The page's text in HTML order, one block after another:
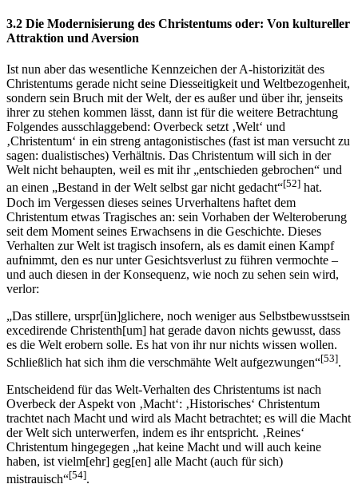
3.2 Die Modernisierung des Christentums oder: Von kultureller
Attraktion und Aversion
Ist nun aber das wesentliche Kennzeichen der A-historizität des
Christentums gerade nicht seine Diesseitigkeit und Weltbezogenheit,
sondern sein Bruch mit der Welt, der es außer und über ihr, jenseits
ihrer zu stehen kommen lässt, dann ist für die weitere Betrachtung
Folgendes ausschlaggebend: Overbeck setzt ‚Welt‘ und
‚Christentum‘ in ein streng antagonistisches (fast ist man versucht zu
sagen: dualistisches) Verhältnis. Das Christentum will sich in der
Welt nicht behaupten, weil es mit ihr „entschieden gebrochen“ und
an einen „Bestand in der Welt selbst gar nicht gedacht“[52] hat.
Doch im Vergessen dieses seines Urverhaltens haftet dem
Christentum etwas Tragisches an: sein Vorhaben der Welteroberung
seit dem Moment seines Erwachsens in die Geschichte. Dieses
Verhalten zur Welt ist tragisch insofern, als es damit einen Kampf
aufnimmt, den es nur unter Gesichtsverlust zu führen vermochte –
und auch diesen in der Konsequenz, wie noch zu sehen sein wird,
verlor:
„Das stillere, urspr[ün]glichere, noch weniger aus Selbstbewusstsein
excedirende Christenth[um] hat gerade davon nichts gewusst, dass
es die Welt erobern solle. Es hat von ihr nur nichts wissen wollen.
Schließlich hat sich ihm die verschmähte Welt aufgezwungen“[53].
Entscheidend für das Welt-Verhalten des Christentums ist nach
Overbeck der Aspekt von ‚Macht‘: ‚Historisches‘ Christentum
trachtet nach Macht und wird als Macht betrachtet; es will die Macht
der Welt sich unterwerfen, indem es ihr entspricht. ‚Reines‘
Christentum hingegegen „hat keine Macht und will auch keine
haben, ist vielm[ehr] geg[en] alle Macht (auch für sich)
mistrauisch“[54].